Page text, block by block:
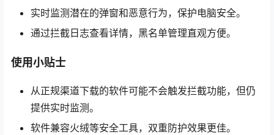
实时监测潜在的弹窗和恶意行为，保护电脑安全。
通过拦截日志查看详情，黑名单管理直观方便。
使用小贴士
从正规渠道下载的软件可能不会触发拦截功能，但仍
提供实时监测。
软件兼容火绒等安全工具，双重防护效果更佳。